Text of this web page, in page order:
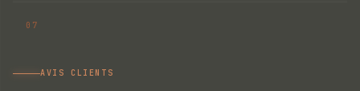
AVIS CLIENTS